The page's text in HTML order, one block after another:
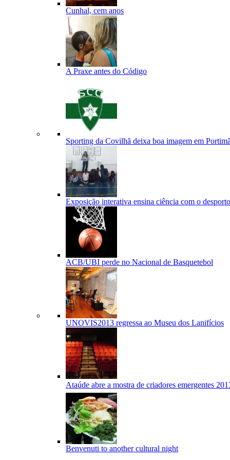
Cunhal, cem anos
A Praxe antes do Código
Sporting da Covilhã deixa boa imagem em
Exposição interativa ensina ciência com o desporto
ACB/UBI perde no Nacional de Basquetebol
UNOVIS2013 regressa ao Museu dos Lanifícios
Ataúde abre a mostra de criadores emergentes
Benvenuti to another cultural night